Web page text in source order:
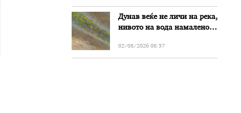
Дунав веќе не личи на река,
нивото на вода намалено
Бугарија
02/08/2026 08:57